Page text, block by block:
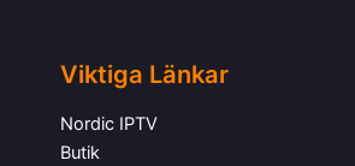
Viktiga Länkar
Nordic IPTV
Butik